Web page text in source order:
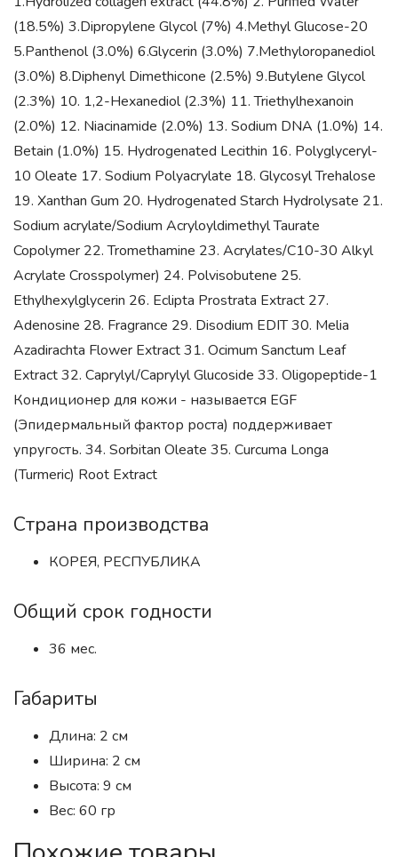
(18.5%) 3.Dipropylene Glycol (7%) 4.Methyl Glucose-20
5.Panthenol (3.0%) 6.Glycerin (3.0%) 7.Methyloropanediol
(3.0%) 8.Diphenyl Dimethicone (2.5%) 9.Butylene Glycol
(2.3%) 10. 1,2-Hexanediol (2.3%) 11. Triethylhexanoin
(2.0%) 12. Niacinamide (2.0%) 13. Sodium DNA (1.0%) 14.
Betain (1.0%) 15. Hydrogenated Lecithin 16. Polyglyceryl-
10 Oleate 17. Sodium Polyacrylate 18. Glycosyl Trehalose
19. Xanthan Gum 20. Hydrogenated Starch Hydrolysate 21.
Sodium acrylate/Sodium Acryloyldimethyl Taurate
Copolymer 22. Tromethamine 23. Acrylates/C10-30 Alkyl
Acrylate Crosspolymer) 24. Polvisobutene 25.
Ethylhexylglycerin 26. Eclipta Prostrata Extract 27.
Adenosine 28. Fragrance 29. Disodium EDIT 30. Melia
Azadirachta Flower Extract 31. Ocimum Sanctum Leaf
Extract 32. Caprylyl/Caprylyl Glucoside 33. Oligopeptide-1
Кондиционер для кожи - называется EGF
(Эпидермальный фактор роста) поддерживает
упругость. 34. Sorbitan Oleate 35. Curcuma Longa
(Turmeric) Root Extract
Страна производства
КОРЕЯ, РЕСПУБЛИКА
Общий срок годности
36 мес.
Габариты
Длина: 2 см
Ширина: 2 см
Высота: 9 см
Вес: 60 гр